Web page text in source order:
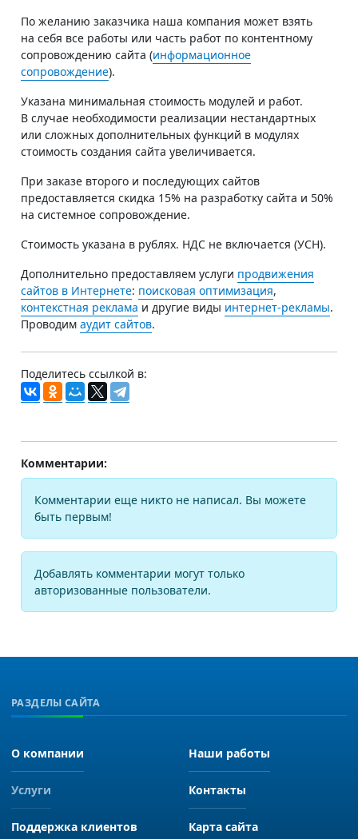
По желанию заказчика наша компания может взять
на себя все работы или часть работ по контентному
сопровождению сайта (информационное
сопровождение).
Указана минимальная стоимость модулей и работ.
В случае необходимости реализации нестандартных
или сложных дополнительных функций в модулях
стоимость создания сайта увеличивается.
При заказе второго и последующих сайтов
предоставляется скидка 15% на разработку сайта и 50%
на системное сопровождение.
Стоимость указана в рублях. НДС не включается (УСН).
Дополнительно предоставляем услуги продвижения
сайтов в Интернете: поисковая оптимизация,
контекстная реклама и другие виды интернет-рекламы.
Проводим аудит сайтов.
Поделитесь ссылкой в:
Комментарии:
Комментарии еще никто не написал. Вы можете
быть первым!
Добавлять комментарии могут только
авторизованные пользователи.
РАЗДЕЛЫ САЙТА
О компании Наши работы
Услуги Контакты
Поддержка клиентов Карта сайта